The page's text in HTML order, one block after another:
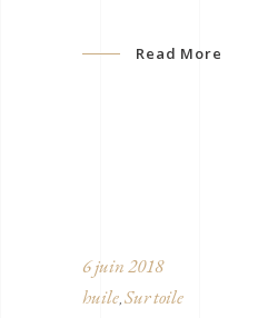
Read More
6 juin 2018
huile, Sur toile